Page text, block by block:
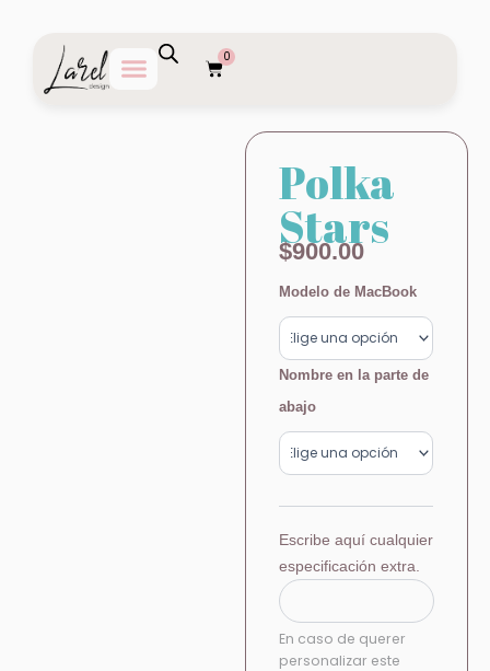
contenido
0
Carrito
Polka
Stars
$900.00
Modelo de MacBook
Nombre en la parte de
abajo
Escribe aquí cualquier
especificación extra.
En caso de querer
personalizar este
Polka
cantidad